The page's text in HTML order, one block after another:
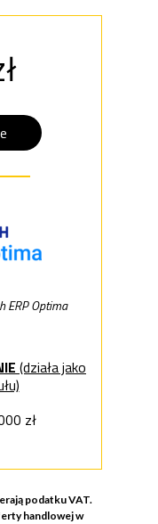
ERP Optima
podatku VAT.
handlowej w
zł
(działa jako